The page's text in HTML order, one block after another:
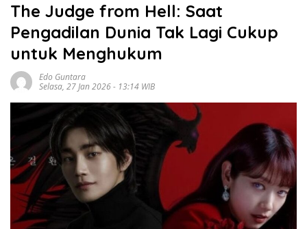
The Judge from Hell: Saat
Pengadilan Dunia Tak Lagi Cukup
untuk Menghukum
Edo Guntara
Selasa, 27 Jan 2026 - 13:14 WIB